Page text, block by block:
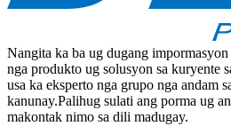
Nangita ka ba ug dugang
nga produkto ug solusyon sa kuryente
usa ka eksperto nga grupo nga andam
kanunay.Palihug sulati ang porma ug
makontak nimo sa dili madugay.